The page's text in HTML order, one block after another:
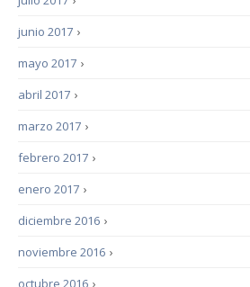
›
junio 2017
›
mayo 2017
›
abril 2017
›
marzo 2017
›
febrero 2017
›
enero 2017
›
diciembre 2016
›
noviembre 2016
›
octubre 2016